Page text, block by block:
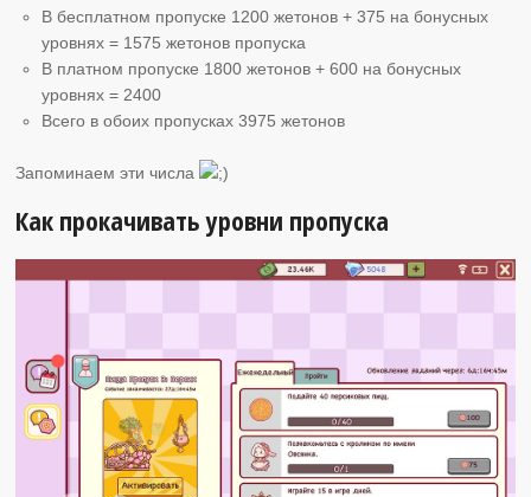
В бесплатном пропуске 1200 жетонов + 375 на бонусных
уровнях = 1575 жетонов пропуска
В платном пропуске 1800 жетонов + 600 на бонусных
уровнях = 2400
Всего в обоих пропусках 3975 жетонов
Запоминаем эти числа
Как прокачивать уровни пропуска